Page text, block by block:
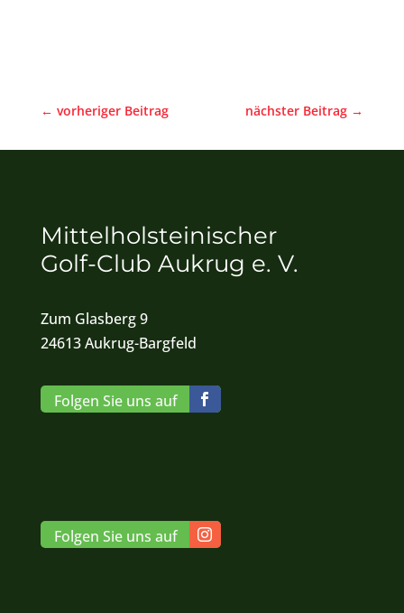
← vorheriger Beitrag nächster Beitrag →
Mittelholsteinischer
Golf-Club Aukrug e. V.
Zum Glasberg 9
24613 Aukrug-Bargfeld
Folgen Sie uns auf
Folgen Sie uns auf